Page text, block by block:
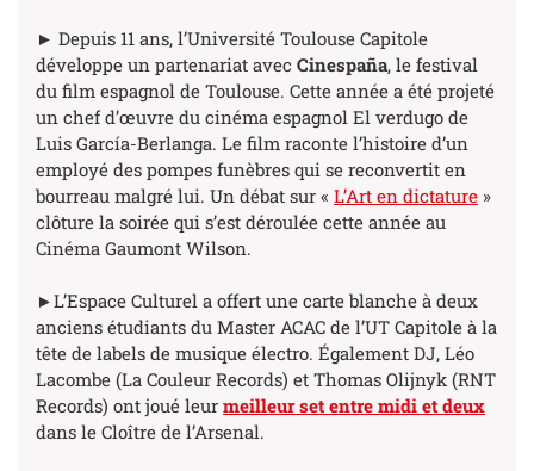
► Depuis 11 ans, l’Université Toulouse Capitole
développe un partenariat avec Cinespaña, le festival
du film espagnol de Toulouse. Cette année a été projeté
un chef d’œuvre du cinéma espagnol El verdugo de
Luis García-Berlanga. Le film raconte l’histoire d’un
employé des pompes funèbres qui se reconvertit en
bourreau malgré lui. Un débat sur « L’Art en dictature »
clôture la soirée qui s’est déroulée cette année au
Cinéma Gaumont Wilson.
►L’Espace Culturel a offert une carte blanche à deux
anciens étudiants du Master ACAC de l’UT Capitole à la
tête de labels de musique électro. Également DJ, Léo
Lacombe (La Couleur Records) et Thomas Olijnyk (RNT
Records) ont joué leur meilleur set entre midi et deux
dans le Cloître de l’Arsenal.